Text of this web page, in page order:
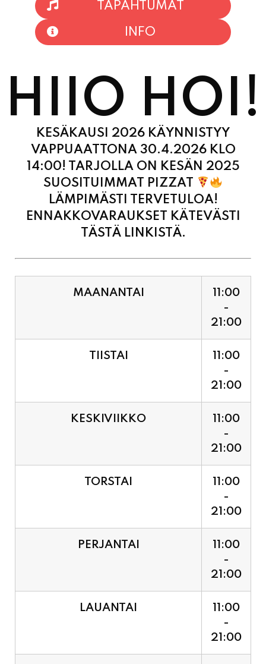
HIIO HOI!
KESÄKAUSI 2026 KÄYNNISTYY
VAPPUAATTONA 30.4.2026 KLO
14:00! TARJOLLA ON KESÄN 2025
SUOSITUIMMAT PIZZAT
LÄMPIMÄSTI TERVETULOA!
ENNAKKOVARAUKSET KÄTEVÄSTI
TÄSTÄ LINKISTÄ.
-
21:00
11:00
-
21:00
11:00
-
21:00
11:00
-
21:00
11:00
-
21:00
11:00
-
21:00
VIIMEISET TILAUKSET
11:00
-
19:00